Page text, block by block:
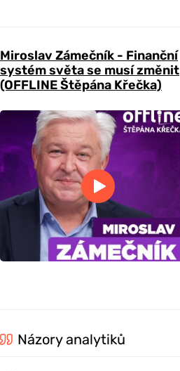
Miroslav Zámečník - Finanční
systém světa se musí změnit
(OFFLINE Štěpána Křečka)
Názory analytiků